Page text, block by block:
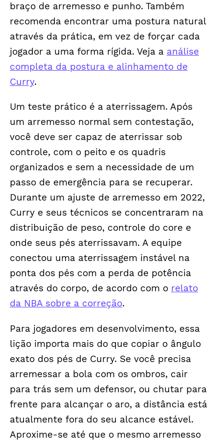
braço de arremesso e punho. Também
recomenda encontrar uma postura natural
através da prática, em vez de forçar cada
jogador a uma forma rígida. Veja a análise
completa da postura e alinhamento de
Curry.
Um teste prático é a aterrissagem. Após
um arremesso normal sem contestação,
você deve ser capaz de aterrissar sob
controle, com o peito e os quadris
organizados e sem a necessidade de um
passo de emergência para se recuperar.
Durante um ajuste de arremesso em 2022,
Curry e seus técnicos se concentraram na
distribuição de peso, controle do core e
onde seus pés aterrissavam. A equipe
conectou uma aterrissagem instável na
ponta dos pés com a perda de potência
através do corpo, de acordo com o relato
da NBA sobre a correção.
Para jogadores em desenvolvimento, essa
lição importa mais do que copiar o ângulo
exato dos pés de Curry. Se você precisa
arremessar a bola com os ombros, cair
para trás sem um defensor, ou chutar para
frente para alcançar o aro, a distância está
atualmente fora do seu alcance estável.
Aproxime-se até que o mesmo arremesso